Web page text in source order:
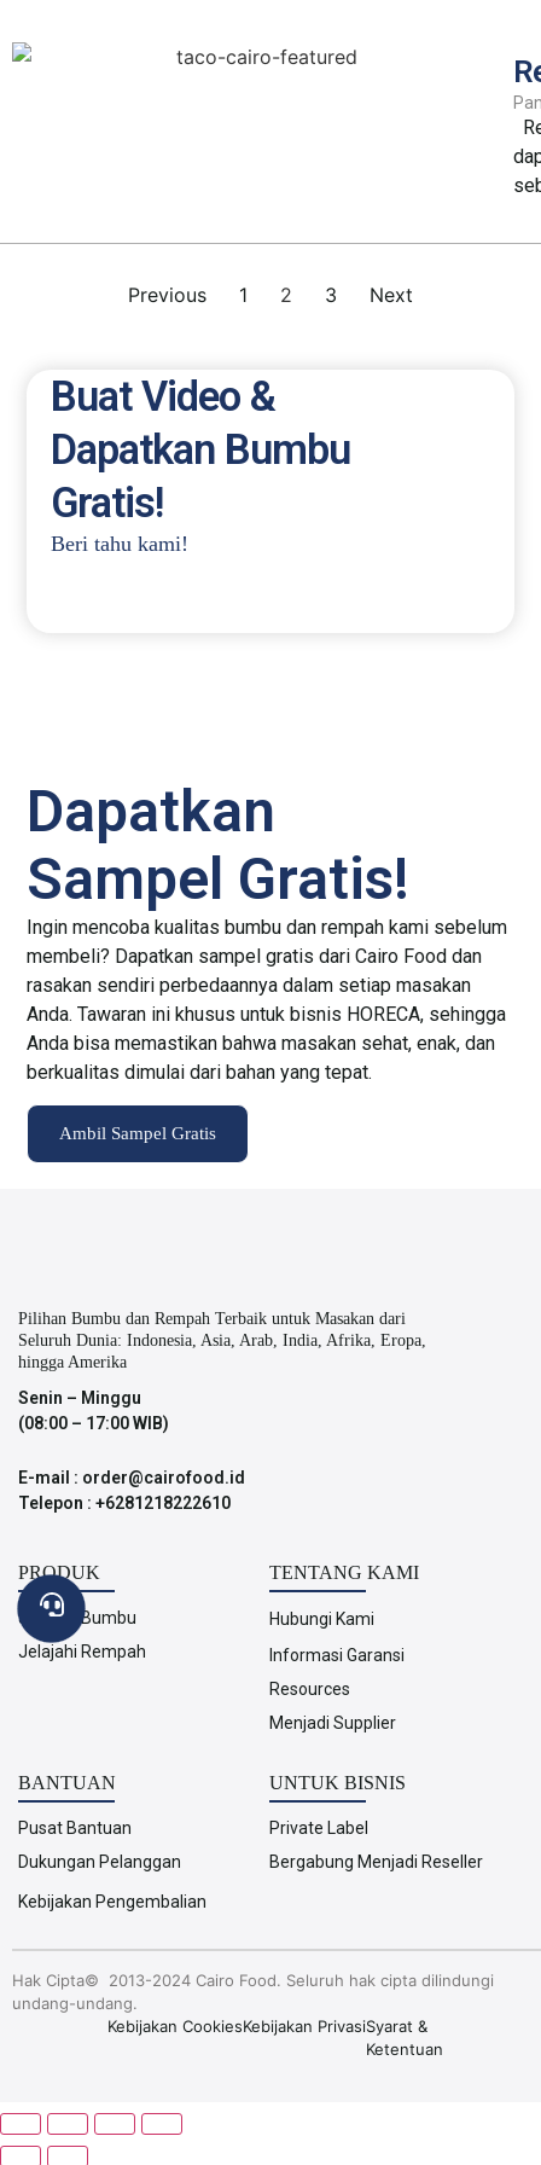
Previous 1 2 3 Next
Buat Video &
Dapatkan Bumbu
Gratis!
Beri tahu kami!
Dapatkan
Sampel Gratis!
Ingin mencoba kualitas bumbu dan rempah kami sebelum
membeli? Dapatkan sampel gratis dari Cairo Food dan
rasakan sendiri perbedaannya dalam setiap masakan
Anda. Tawaran ini khusus untuk bisnis HORECA, sehingga
Anda bisa memastikan bahwa masakan sehat, enak, dan
berkualitas dimulai dari bahan yang tepat.
Ambil Sampel Gratis
Pilihan Bumbu dan Rempah Terbaik untuk Masakan dari
Seluruh Dunia: Indonesia, Asia, Arab, India, Afrika, Eropa,
hingga Amerika
Senin – Minggu
(08:00 – 17:00 WIB)
E-mail : order@cairofood.id
Telepon : +6281218222610
PRODUK
Jelajahi Bumbu
Jelajahi Rempah
TENTANG KAMI
Hubungi Kami
Informasi Garansi
Resources
Menjadi Supplier
BANTUAN
Pusat Bantuan
Dukungan Pelanggan
Kebijakan Pengembalian
UNTUK BISNIS
Private Label
Bergabung Menjadi Reseller
Hak Cipta© 2013-2024 Cairo Food. Seluruh hak cipta dilindungi
undang-undang.
Kebijakan CookiesKebijakan PrivasiSyarat &
Ketentuan